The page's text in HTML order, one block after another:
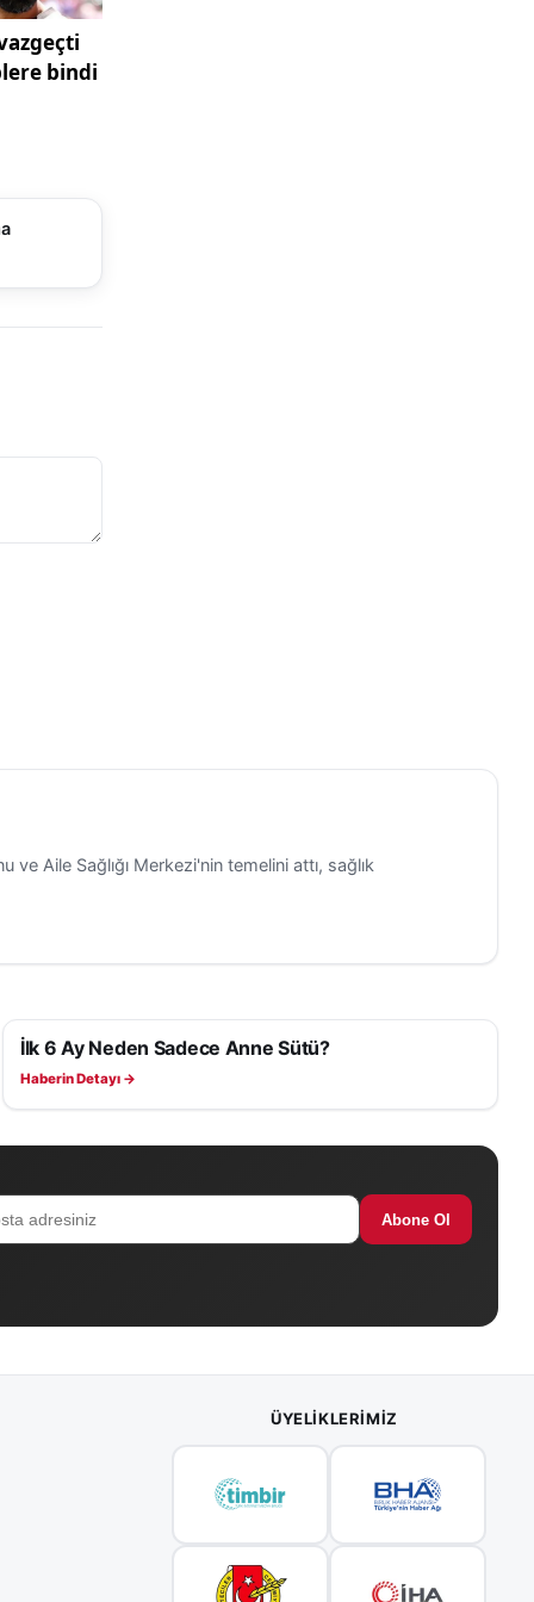
orta-
için
zaman
"fren
Aile Sağlığı Merkezi'nin temelini attı, sağlık
SAĞLIK
İlk 6 Ay Neden Sadece Anne Sütü?
Haberin Detayı →
Abone Ol
ÜYELIKLERIMIZ